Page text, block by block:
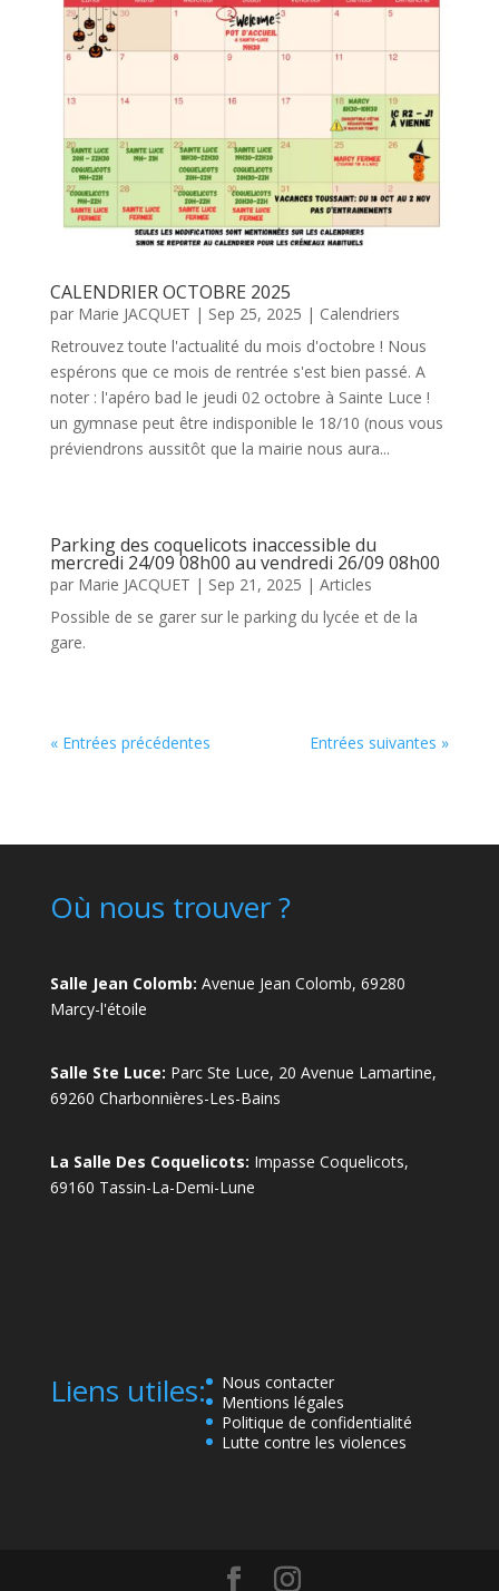
CALENDRIER OCTOBRE 2025
par Marie JACQUET | Sep 25, 2025 | Calendriers
Retrouvez toute l'actualité du mois d'octobre ! Nous
espérons que ce mois de rentrée s'est bien passé. A
noter : l'apéro bad le jeudi 02 octobre à Sainte Luce !
un gymnase peut être indisponible le 18/10 (nous vous
préviendrons aussitôt que la mairie nous aura...
Parking des coquelicots inaccessible du
mercredi 24/09 08h00 au vendredi 26/09 08h00
par Marie JACQUET | Sep 21, 2025 | Articles
Possible de se garer sur le parking du lycée et de la
gare.
« Entrées précédentes Entrées suivantes »
Où nous trouver ?
Salle Jean Colomb: Avenue Jean Colomb, 69280
Marcy-l'étoile
Salle Ste Luce: Parc Ste Luce, 20 Avenue Lamartine,
69260 Charbonnières-Les-Bains
La Salle Des Coquelicots: Impasse Coquelicots,
69160 Tassin-La-Demi-Lune
Liens utiles:
Nous contacter
Mentions légales
Politique de confidentialité
Lutte contre les violences